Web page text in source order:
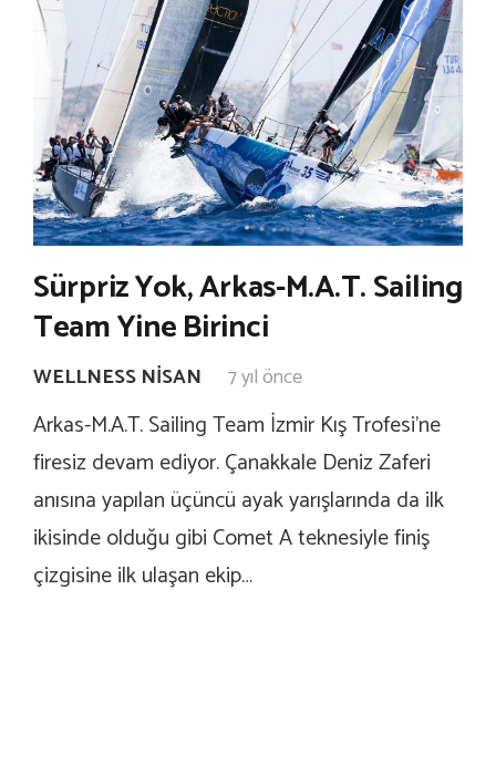
Sürpriz Yok, Arkas-M.A.T. Sailing
Team Yine Birinci
WELLNESS NISAN 7 yıl önce
Arkas-M.A.T. Sailing Team İzmir Kış Trofesi’ne
firesiz devam ediyor. Çanakkale Deniz Zaferi
anısına yapılan üçüncü ayak yarışlarında da ilk
ikisinde olduğu gibi Comet A teknesiyle finiş
çizgisine ilk ulaşan ekip…